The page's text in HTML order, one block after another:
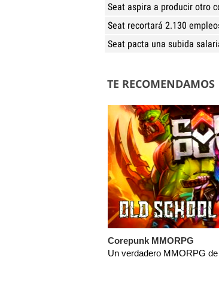
Seat aspira a producir otro
Seat recortará 2.130
Seat pacta una subida
TE RECOMENDAMOS
Corepunk MMORPG
Un verdadero MMORPG